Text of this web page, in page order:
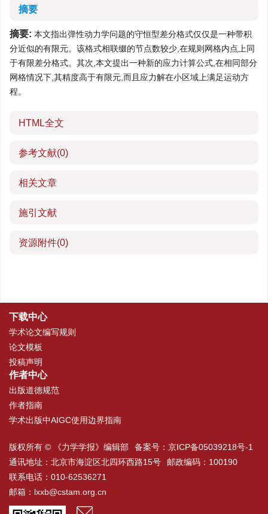
摘要
摘要: 本文指出弹性动力学问题的守恒型差分格式仅仅是一种带积
分近似的有限元。该格式相联缀的节点数较少,在规则网格内点上同
于有限差分格式。其次,本文提出一种新的应力计算公式,在相同部分
网格情况下,其精度高于有限元,而且应力解在小区域上满足运动方
程。
HTML全文
参考文献(0)
相关文章
施引文献
资源附件(0)
下载中心
学术论文编写规则
论文模板
投稿声明
作者中心
出版道德规范
作者指南
学术出版中AIGC使用边界指南
版权所有 © 《力学学报》编辑部 备案号： 京ICP备05039218号-1
通讯地址：北京市海淀区北四环西路15号
邮政编码：100190
联系电话：010-62536271
邮箱： lxxb@cstam.org.cn